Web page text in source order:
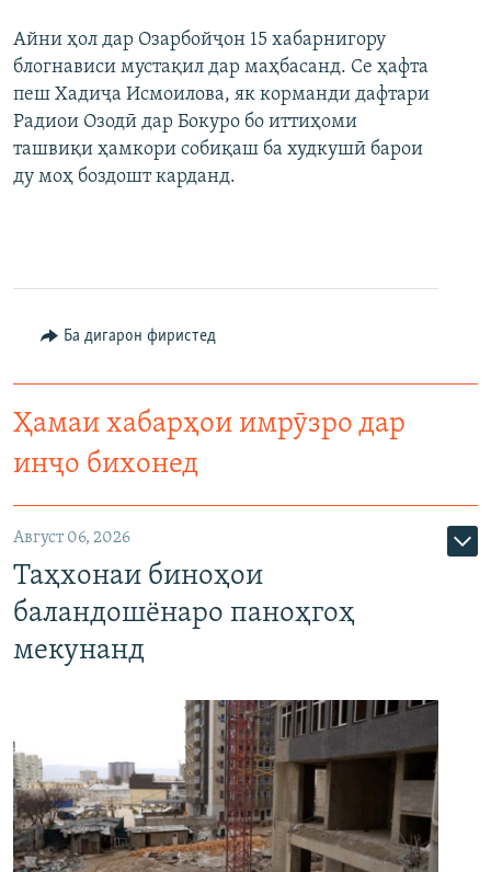
Айни ҳол дар Озарбойҷон 15 хабарнигору
блогнависи мустақил дар маҳбасанд. Се ҳафта
пеш Хадиҷа Исмоилова, як корманди дафтари
Радиои Озодӣ дар Бокуро бо иттиҳоми
ташвиқи ҳамкори собиқаш ба худкушӣ барои
ду моҳ боздошт карданд.
Ба дигарон фиристед
Ҳамаи хабарҳои имрӯзро дар
инҷо бихонед
Август 06, 2026
Таҳхонаи биноҳои
баландошёнаро паноҳгоҳ
мекунанд